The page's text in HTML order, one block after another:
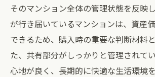
そのマンション全体の管理状態を反映
が行き届いているマンションは、資産
できるため、購入時の重要な判断材料
た、共有部分がしっかりと管理されて
心地が良く、長期的に快適な生活環境